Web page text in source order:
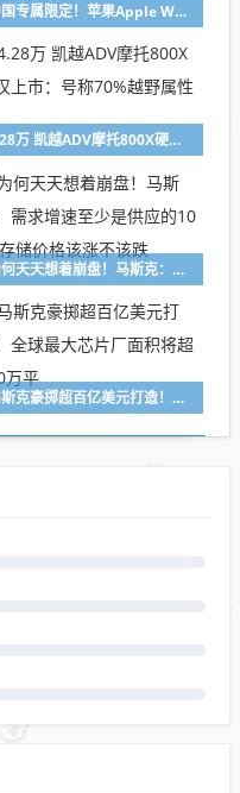
中国专属限定！苹果Apple Watch今日可获“全民健身日”限量版奖章
4.28万 凯越ADV摩托800X硬汉上市：号称70%越野属性
为何天天想着崩盘！马斯克：需求增速至少是供应的10倍 存储价格该涨不该跌
马斯克豪掷超百亿美元打造！全球最大芯片厂面积将超900万平